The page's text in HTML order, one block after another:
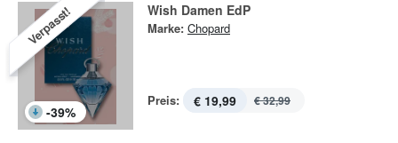
Verpasst!
-39%
Wish Damen EdP
Marke: Chopard
Preis: € 19,99 € 32,99